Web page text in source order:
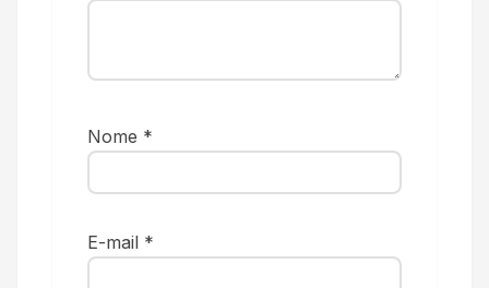
Nome *
E-mail *